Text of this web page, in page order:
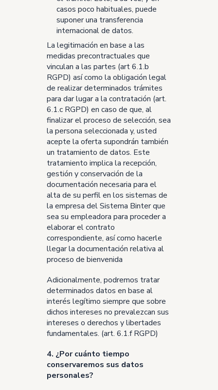
casos poco habituales, puede
suponer una transferencia
internacional de datos.
La legitimación en base a las
medidas precontractuales que
vinculan a las partes (art 6.1.b
RGPD) así como la obligación legal
de realizar determinados trámites
para dar lugar a la contratación (art.
6.1.c RGPD) en caso de que, al
finalizar el proceso de selección, sea
la persona seleccionada y, usted
acepte la oferta supondrán también
un tratamiento de datos. Este
tratamiento implica la recepción,
gestión y conservación de la
documentación necesaria para el
alta de su perfil en los sistemas de
la empresa del Sistema Binter que
sea su empleadora para proceder a
elaborar el contrato
correspondiente, así como hacerle
llegar la documentación relativa al
proceso de bienvenida
Adicionalmente, podremos tratar
determinados datos en base al
interés legítimo siempre que sobre
dichos intereses no prevalezcan sus
intereses o derechos y libertades
fundamentales. (art. 6.1.f RGPD)
4. ¿Por cuánto tiempo
conservaremos sus datos
personales?